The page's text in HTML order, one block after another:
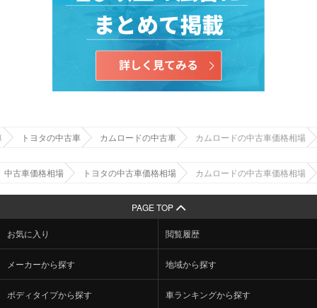
トヨタの中古車 カムロードの中古車 カムロードの中古車価格相場
中古車価格相場 トヨタの中古車価格相場 カムロードの中古車価格相場
PAGE TOP
お気に入り 閲覧履歴
メーカーから探す 地域から探す
ボディタイプから探す 車ランキングから探す